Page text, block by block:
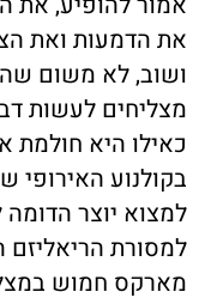
את הדמעות ואת
ושוב, לא משום
מצליחים לעשות
כאילו היא חולמת
בקולנוע
למצוא יוצר הדומה
למסורת הריאליזם
מארקס חמוש